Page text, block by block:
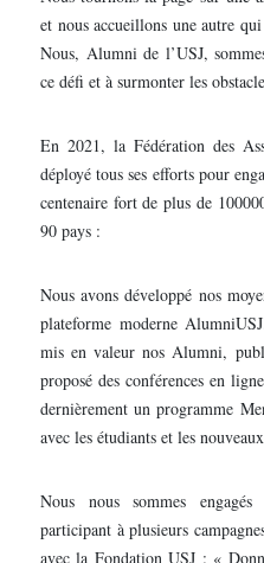
et nous accueillons une autre
Nous, Alumni de l’USJ,
ce défi et à surmonter les
En 2021, la Fédération des
déployé tous ses efforts pour
centenaire fort de plus de
90 pays :
Nous avons développé nos
plateforme moderne
mis en valeur nos Alumni,
proposé des conférences en
dernièrement un programme
avec les étudiants et les
Nous nous sommes
participant à plusieurs
avec la Fondation USJ : «